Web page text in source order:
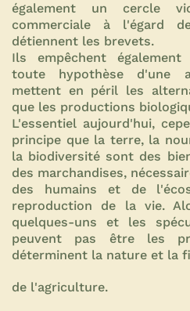
également un cercle
commerciale à l'égard
détiennent les brevets.
Ils empêchent
toute hypothèse d'une
mettent en péril les
que les productions
L'essentiel aujourd'hui,
principe que la terre, la
la biodiversité sont des
des marchandises,
des humains et de
reproduction de la vie.
quelques-uns et les
peuvent pas être les
déterminent la nature et la
de l'agriculture.